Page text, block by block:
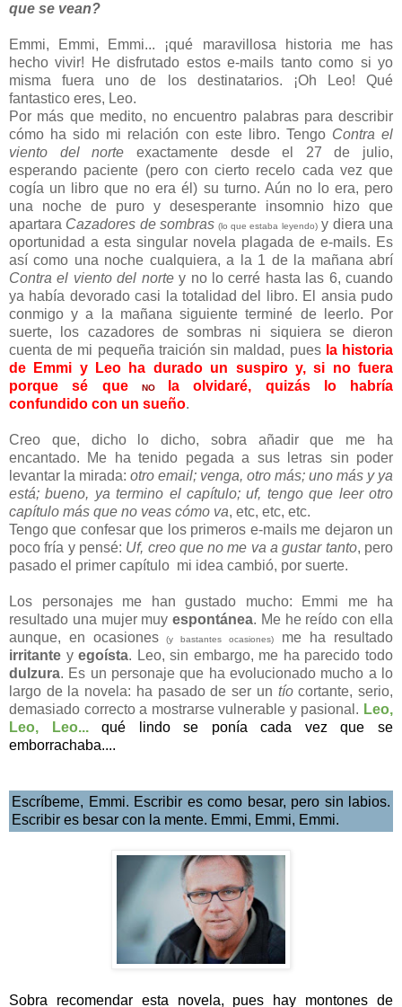
que se vean?
Emmi, Emmi, Emmi... ¡qué maravillosa historia me has
hecho vivir! He disfrutado estos e-mails tanto como si yo
misma fuera uno de los destinatarios. ¡Oh Leo! Qué
fantastico eres, Leo.
Por más que medito, no encuentro palabras para describir
cómo ha sido mi relación con este libro. Tengo Contra el
viento del norte exactamente desde el 27 de julio,
esperando paciente (pero con cierto recelo cada vez que
cogía un libro que no era él) su turno. Aún no lo era, pero
una noche de puro y desesperante insomnio hizo que
apartara Cazadores de sombras (lo que estaba leyendo)y diera una
oportunidad a esta singular novela plagada de e-mails. Es
así como una noche cualquiera, a la 1 de la mañana abrí
Contra el viento del nortey no lo cerré hasta las 6, cuando
ya había devorado casi la totalidad del libro. El ansia pudo
conmigo y a la mañana siguiente terminé de leerlo. Por
suerte, los cazadores de sombras ni siquiera se dieron
cuenta de mi pequeña traición sin maldad, pues la historia
de Emmi y Leo ha durado un suspiro y, si no fuera
porque sé que
NO
la olvidaré, quizás lo habría
confundido con un sueño.
Creo que, dicho lo dicho, sobra añadir que me ha
encantado. Me ha tenido pegada a sus letras sin poder
levantar la mirada: otro email; venga, otro más; uno más y ya
está; bueno, ya termino el capítulo; uf, tengo que leer otro
capítulo más que no veas cómo va, etc, etc, etc.
Tengo que confesar que los primeros e-mails me dejaron un
poco fría y pensé: Uf, creo que no me va a gustar tanto, pero
pasado el primer capítulo mi idea cambió, por suerte.
Los personajes me han gustado mucho: Emmi me ha
resultado una mujer muyespontánea. Me he reído con ella
aunque, en ocasiones (y bastantes ocasiones)
me ha resultado
irritante yegoísta. Leo, sin embargo, me ha parecido todo
dulzura. Es un personaje que ha evolucionado mucho a lo
largo de la novela: ha pasado de ser un tíocortante, serio,
demasiado correcto a mostrarse vulnerable y pasional. Leo,
Leo, Leo...qué lindo se ponía cada vez que se
emborrachaba....
Escríbeme, Emmi. Escribir es como besar, pero sin labios.
Escribir es besar con la mente. Emmi, Emmi, Emmi.
Sobra recomendar esta novela, pues hay montones de